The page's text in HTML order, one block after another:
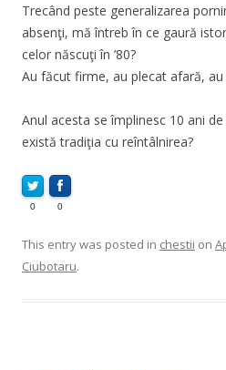
Trecând peste generalizarea
absenţi, mă întreb în ce gaură
celor născuţi în ’80?
Au făcut firme, au plecat afară,
Anul acesta se împlinesc 10 ani
există tradiţia cu reîntâlnirea?
0 0
This entry was posted in chestii on
Ciubotaru.